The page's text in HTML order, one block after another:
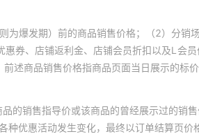
为爆发期）前的商品销售价格；（2）分
券、店铺返利金、店铺会员折扣以及L会
商品销售价格指商品页面当日展示的标
销售指导价或该商品的曾经展示过的销售
优惠活动发生变化，最终以订单结算页价